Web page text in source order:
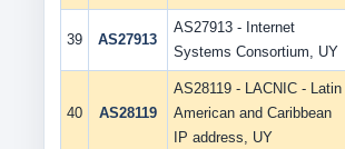
39 AS27913
AS27913 - Internet
Systems Consortium, UY
40 AS28119
AS28119 - LACNIC - Latin
American and Caribbean
IP address, UY